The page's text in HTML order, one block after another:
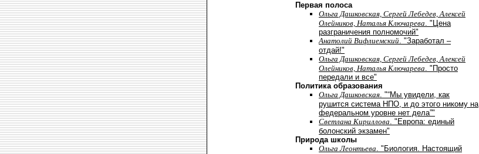
Первая полоса
Ольга Дашковская, Сергей Лебедев, Алексей
Олейников, Наталья Ключарева. "Цена
разграничения полномочий"
Анатолий Вифлиемский. "Заработал –
отдай!"
Ольга Дашковская, Сергей Лебедев, Алексей
Олейников, Наталья Ключарева. "Просто
передали и все"
Политика образования
Ольга Дашковская. "“Мы увидели, как
рушится система НПО, и до этого никому на
федеральном уровне нет дела”"
Светлана Кириллова. "Европа: единый
болонский экзамен"
Природа школы
Ольга Леонтьева. "Биология. Настоящий